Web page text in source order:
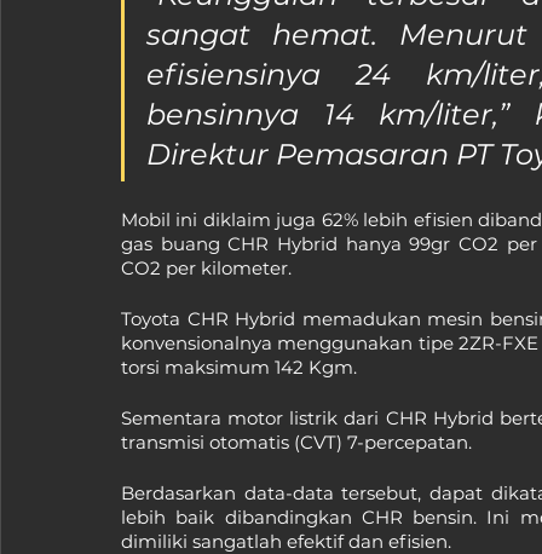
sangat hemat.
efisiensinya 24 km/
bensinnya 14 km/
Direktur Pemasaran PT
Mobil ini diklaim juga 62% lebih efisien
gas buang CHR Hybrid hanya 99gr CO2
CO2 per kilometer.
Toyota CHR Hybrid memadukan mesin
konvensionalnya menggunakan tipe 2ZR-
torsi maksimum 142 Kgm.
Sementara motor listrik dari CHR Hybrid
transmisi otomatis (CVT) 7-percepatan.
Berdasarkan data-data tersebut, dapat
lebih baik dibandingkan CHR bensin. Ini
dimiliki sangatlah efektif dan efisien.